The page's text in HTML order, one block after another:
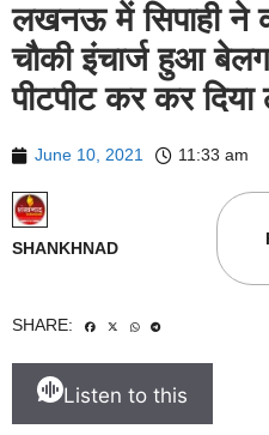
लखनऊ में सिपाही ने
चौकी इंचार्ज हुआ
पीटपीट कर कर
June 10, 2021 11:33 am
SHANKHNAD
SHARE:
Listen to this